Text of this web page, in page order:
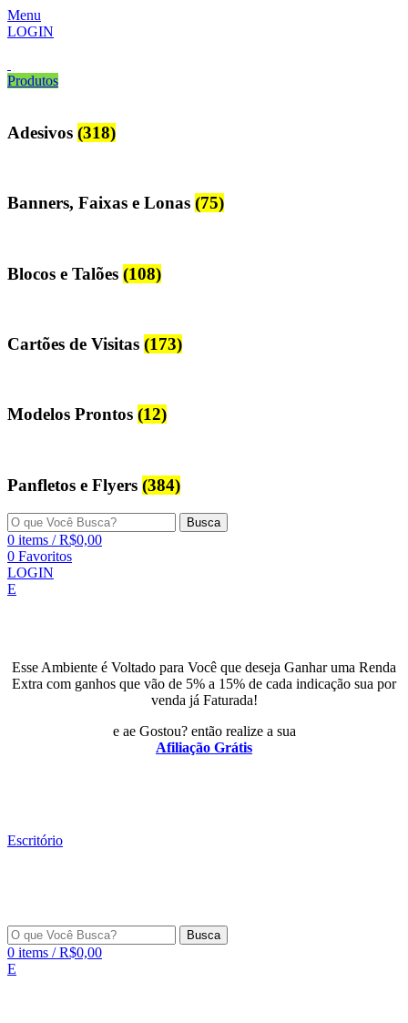
Menu
LOGIN
Produtos
Adesivos (318)
Banners, Faixas e Lonas (75)
Blocos e Talões (108)
Cartões de Visitas (173)
Modelos Prontos (12)
Panfletos e Flyers (384)
Busca
0 items / R$0,00
0 Favoritos
LOGIN
E
Esse Ambiente é Voltado para Você que deseja Ganhar uma Renda
Extra com ganhos que vão de 5% a 15% de cada indicação sua por
venda já Faturada!
e ae Gostou? então realize a sua
Afiliação Grátis
Escritório
Busca
0 items / R$0,00
E